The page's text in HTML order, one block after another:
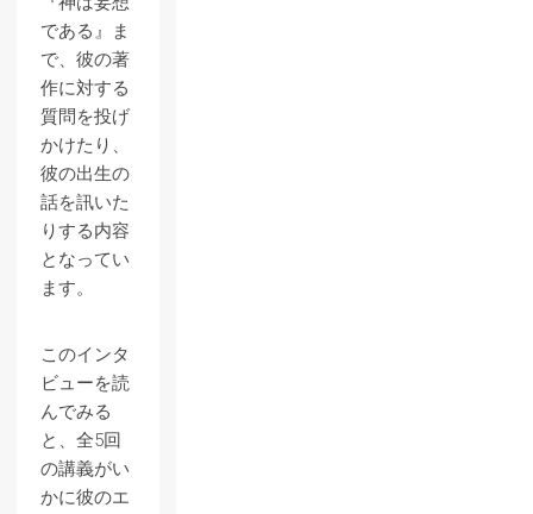
である』ま
で、彼の著
作に対する
質問を投げ
かけたり、
彼の出生の
話を訊いた
りする内容
となってい
ます。
このインタ
ビューを読
んでみる
と、全5回
の講義がい
かに彼のエ